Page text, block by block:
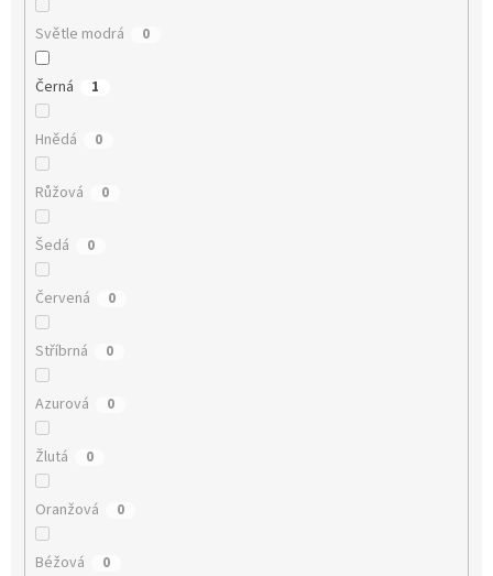
Světle modrá 0
Černá 1
Hnědá 0
Růžová 0
Šedá 0
Červená 0
Stříbrná 0
Azurová 0
Žlutá 0
Oranžová 0
Béžová 0